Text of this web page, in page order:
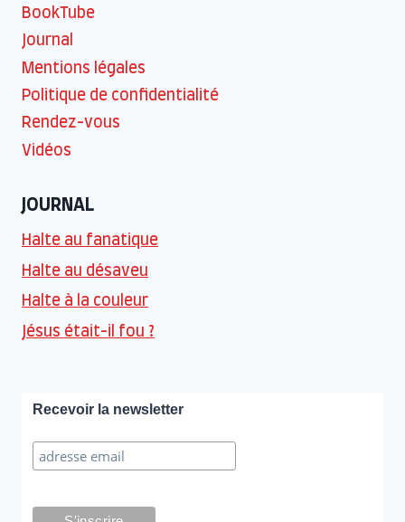
BookTube
Journal
Mentions légales
Politique de confidentialité
Rendez-vous
Vidéos
JOURNAL
Halte au fanatique
Halte au désaveu
Halte à la couleur
Jésus était-il fou ?
Recevoir la newsletter